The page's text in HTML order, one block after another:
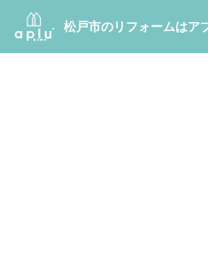
松戸市のリフォームはア